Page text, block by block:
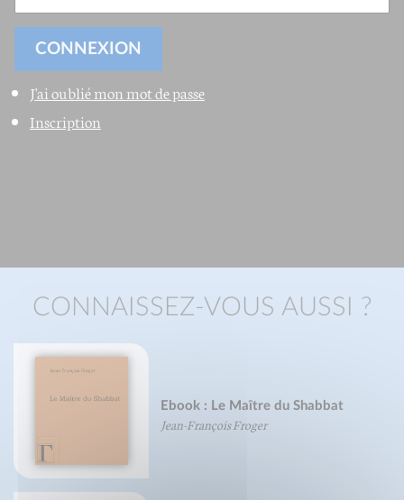
J'ai oublié mon mot de passe
Inscription
CONNAISSEZ-VOUS AUSSI ?
Ebook : Le Maître du Shabbat
Jean-François Froger